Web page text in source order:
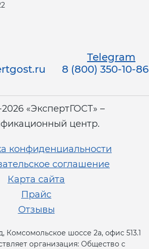
Telegram
8 (800) 350-10-86
«ЭкспертГОСТ» –
центр.
конфиденциальности
соглашение
Карта сайта
Прайс
Отзывы
шоссе 2а, офис 513.1
организация: Общество с